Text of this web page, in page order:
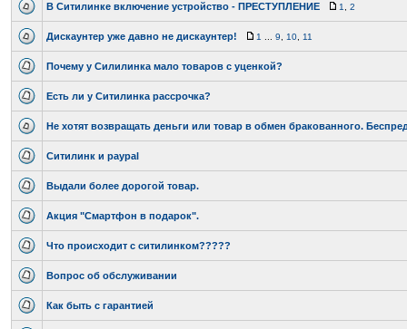
В Ситилинке включение устройство - ПРЕСТУПЛЕНИЕ 1 2
Дискаунтер уже давно не дискаунтер! 1 9 10 11
Почему у Силилинка мало товаров с уценкой?
Есть ли у Ситилинка рассрочка?
Не хотят возвращать деньги или товар в обмен бракованного.
Ситилинк и paypal
Выдали более дорогой товар.
Акция "Смартфон в подарок".
Что происходит с ситилинком?????
Вопрос об обслуживании
Как быть с гарантией